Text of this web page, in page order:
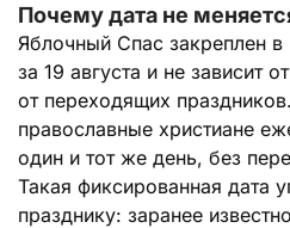
Почему дата не
Яблочный Спас закреплен
за 19 августа и не зависит
от переходящих
православные христиане
один и тот же день, без
Такая фиксированная дата
празднику: заранее